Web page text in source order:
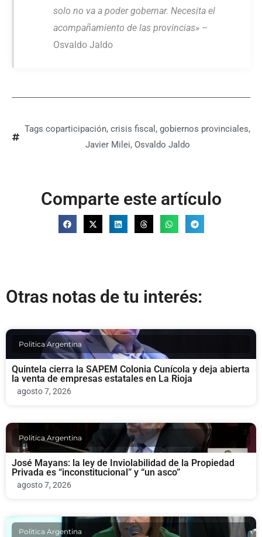
solo no va a poder gobernar. Necesita el
acompañamiento de las provincias» –
Osvaldo Jaldo
Tags coparticipación, crisis fiscal , gobiernos provinciales,
Javier Milei, Osvaldo Jaldo
Comparte este artículo
Otras notas de tu interés:
Politica Argentina
Quintela cierra la SAPEM Colonia Cunícola y deja abierta
la venta de empresas estatales en La Rioja
agosto 7, 2026
Politica Argentina
José Mayans: la ley de Inviolabilidad de la Propiedad
Privada es “inconstitucional” y “un asco”
agosto 7, 2026
Politica Argentina